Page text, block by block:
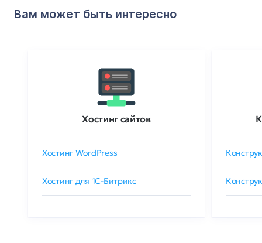
Вам может быть интересно
Хостинг сайтов
Хостинг WordPress
Хостинг для 1C-Битрикс